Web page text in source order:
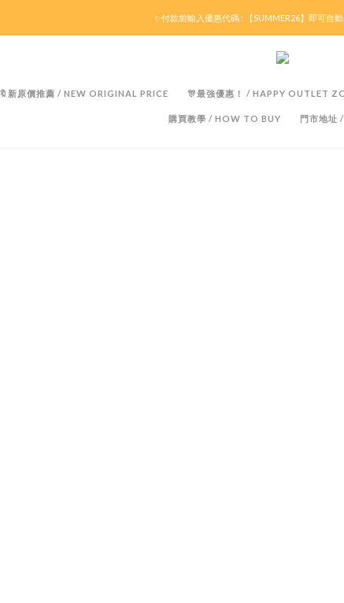
限時折後滿HK$299京東免運 / 折後滿HK$599港澳順豐免運🚚每天
✨付款前輸入優惠代碼 : 【SUMMER26】即可自
限時折後滿HK$299京東免運 / 折後滿HK$599港澳順豐免運🚚每天
🔖新原價推薦 / NEW ORIGINAL PRICE 🎊最強優惠！ / HAPPY OUTLET
購買教學 / HOW TO BUY 門市地址